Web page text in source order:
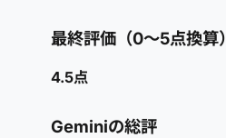
最終評価（0～5点換算）
4.5点
Geminiの総評